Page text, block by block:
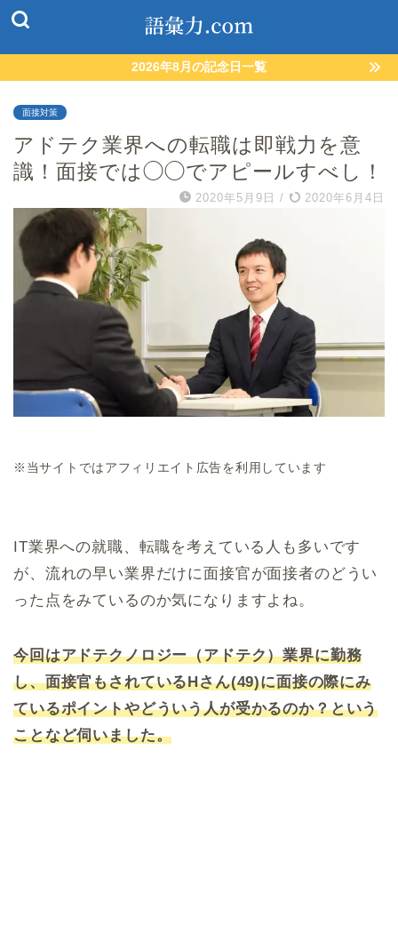
2026年8月の記念日一覧
面接対策
アドテク業界への転職は即戦力を意
識！面接では◯◯でアピールすべし！
2020年5月9日 / 2020年6月4日
※当サイトではアフィリエイト広告を利用しています
IT業界への就職、転職を考えている人も多いです
が、流れの早い業界だけに面接官が面接者のどうい
った点をみているのか気になりますよね。
今回はアドテクノロジー（アドテク）業界に勤務
し、面接官もされているHさん(49)に面接の際にみ
ているポイントやどういう人が受かるのか？という
ことなど伺いました。